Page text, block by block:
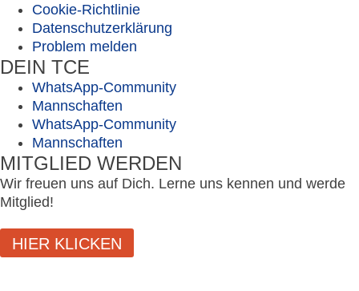
Cookie-Richtlinie
Datenschutzerklärung
Problem melden
DEIN TCE
WhatsApp-Community
Mannschaften
WhatsApp-Community
Mannschaften
MITGLIED WERDEN
Wir freuen uns auf Dich. Lerne uns kennen und werde
Mitglied!
HIER KLICKEN